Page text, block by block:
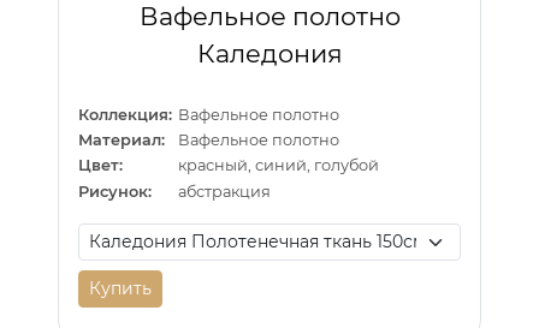
Вафельное полотно
Каледония
Коллекция: Вафельное полотно
Материал:
Вафельное полотно
Цвет:
красный, синий, голубой
Рисунок:
абстракция
Купить